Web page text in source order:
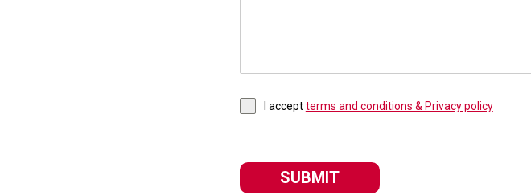
I acceptterms and conditions & Privacy policy
SUBMIT